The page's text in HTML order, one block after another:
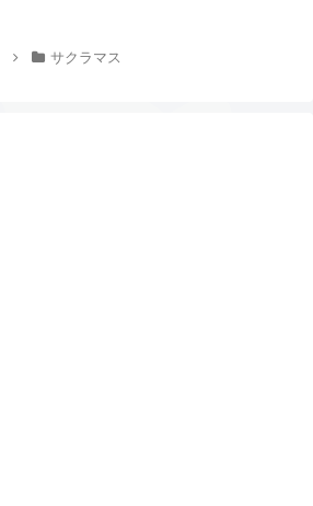
サクラマス